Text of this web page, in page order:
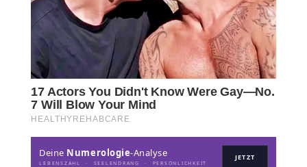
Deine Numerologie-Analyse
LEBENSZAHL · SEELENDRANG · PERSÖNLICHKEIT
JETZT